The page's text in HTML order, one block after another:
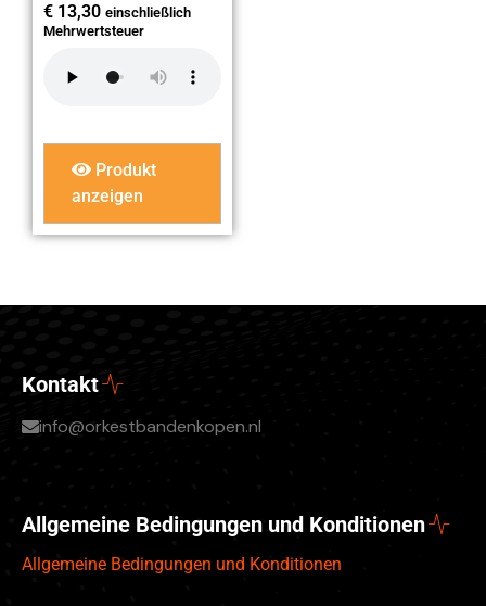
€ 13,30 einschließlich
Mehrwertsteuer
Produkt
anzeigen
Kontakt
info@orkestbandenkopen.nl
Allgemeine Bedingungen und Konditionen
Allgemeine Bedingungen und Konditionen